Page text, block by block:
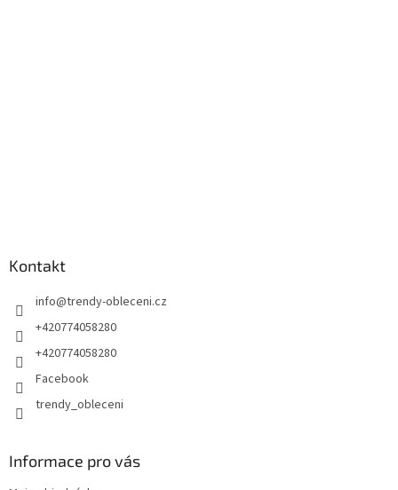
Kontakt
info@trendy-obleceni.cz
+420774058280
+420774058280
Facebook
trendy_obleceni
Informace pro vás